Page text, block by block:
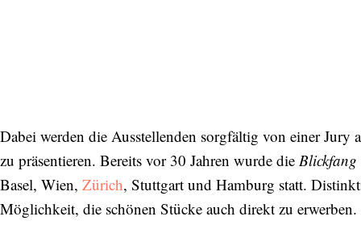
Dabei werden die Ausstellenden sorgfältig von einer Jury
zu präsentieren. Bereits vor 30 Jahren wurde die Blickfang
Basel, Wien, Zürich, Stuttgart und Hamburg statt.
Möglichkeit, die schönen Stücke auch direkt zu erwerben.